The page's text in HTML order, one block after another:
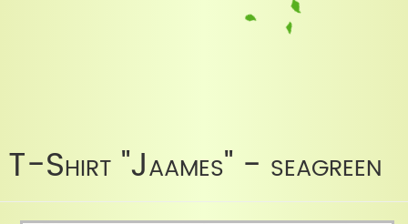
T-Shirt "Jaames" - seagreen